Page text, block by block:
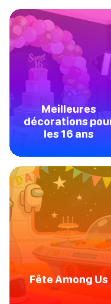
Meilleures
décorations
les 16 ans
Fête Among Us